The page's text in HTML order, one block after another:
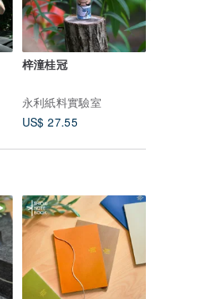
梓潼桂冠
永利紙料實驗室
US$ 27.55